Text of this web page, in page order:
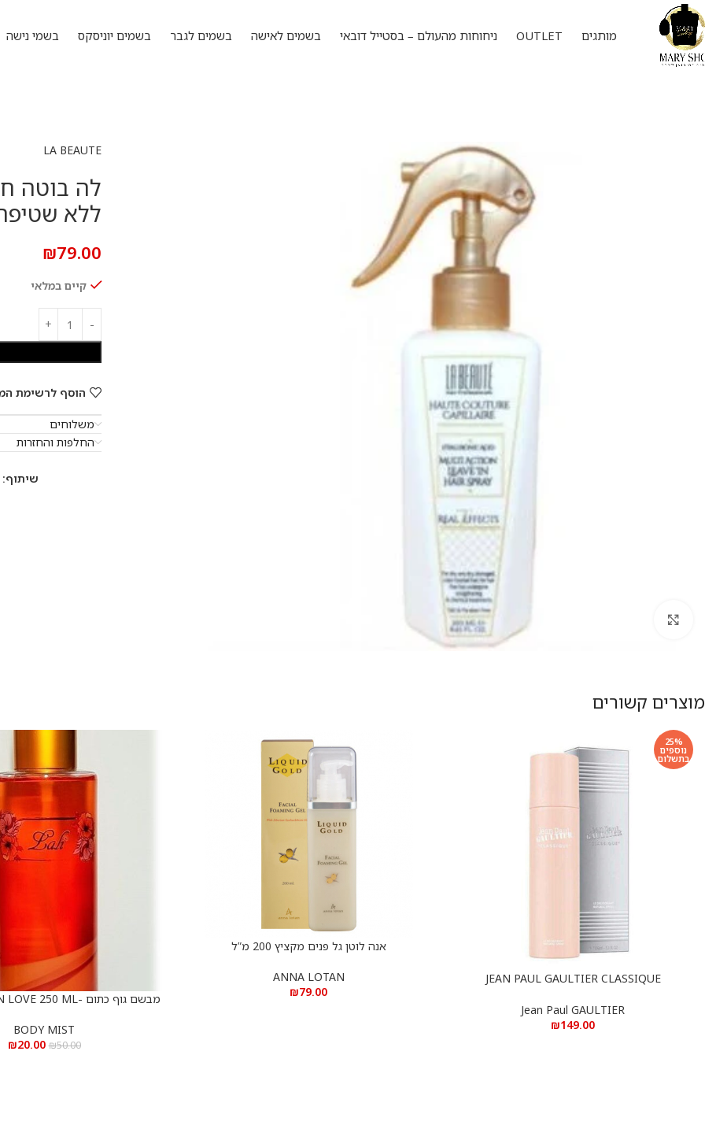
מותגים OUTLET ניחוחות מהעולם – בסטייל דובאי בשמים לאישה בשמים לגבר בשמים יוניסקס בשמי נישה
LA BEAUTE
לה בוטה
ללא שטיפה
₪79.00
קיים במלאי
הוסף לרשימת
משלוחים
החלפות והחזרות
שיתוף:
מוצרים קשורים
25%
נוספים
בתשלום
הוספה לסלJEAN PAUL GAULTIER CLASSIQUE
Jean Paul GAULTIER
₪149.00
הוספה לסלאנה לוטן גל פנים מקציץ 200 מ”ל
ANNA LOTAN
₪79.00 הוספה לסל
מבשם גוף כתום -BODY MIST IN LOVE 250 ML
BODY MIST
₪50.00
₪20.00